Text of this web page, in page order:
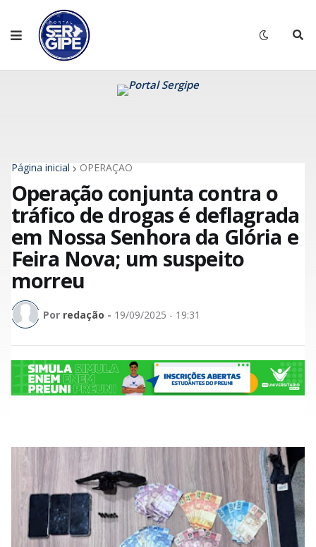
Página inicial OPERAÇÃO
Operação conjunta contra o
tráfico de drogas é deflagrada
em Nossa Senhora da Glória e
Feira Nova; um suspeito
morreu
Por redação - 19/09/2025 - 19:31